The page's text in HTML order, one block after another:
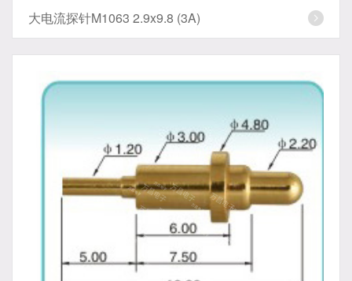
大电流探针M1063 2.9x9.8 (3A)